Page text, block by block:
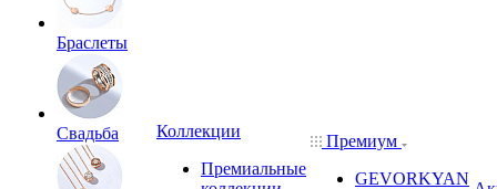
Браслеты
Свадьба
Коллекции
Премиальные
Премиум
GEVORKYAN